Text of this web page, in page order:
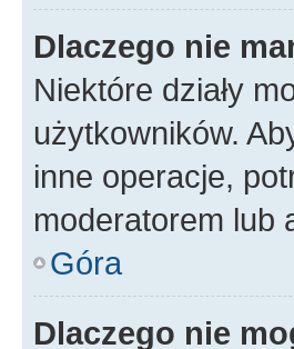
Dlaczego nie
Niektóre działy
użytkowników.
inne operacje,
moderatorem lub
Góra
Dlaczego nie